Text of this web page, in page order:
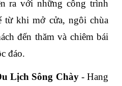
ra với những công trình
từ khi mở cửa, ngôi chùa
đến thăm và chiêm bái
đáo.
Lịch Sông Chày - Hang